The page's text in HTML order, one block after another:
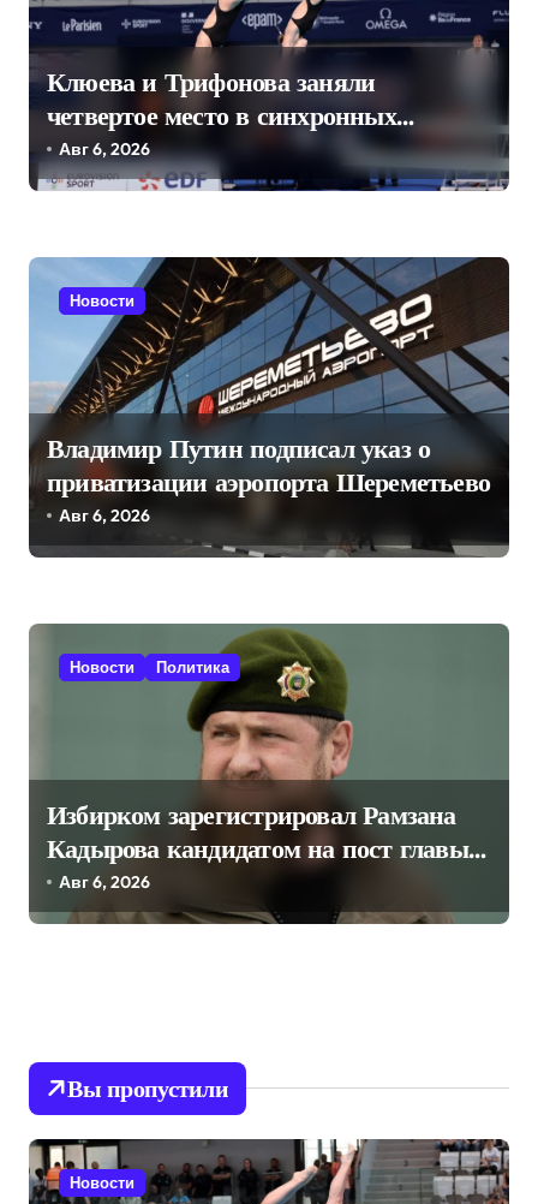
о
з
а
п
и
я
Клюева и Трифонова заняли
четвертое место в синхронных
прыжках в воду на чемпионате
Европы
Авг 6, 2026
Новости
Владимир Путин подписал указ о
приватизации аэропорта Шереметьево
Авг 6, 2026
Новости Политика
Избирком зарегистрировал Рамзана
Кадырова кандидатом на пост главы
Чечни
Авг 6, 2026
Вы пропустили
Новости